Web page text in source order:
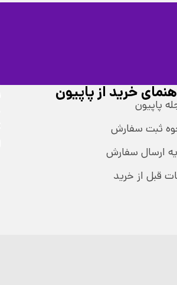
خرید از پاپیون
پاپیون
ثبت سفارش
ارسال سفارش
قبل از خرید